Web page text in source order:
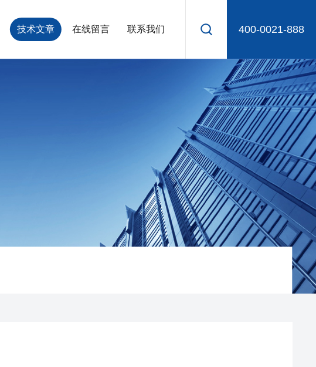
400-0021-888
技术文章 在线留言 联系我们